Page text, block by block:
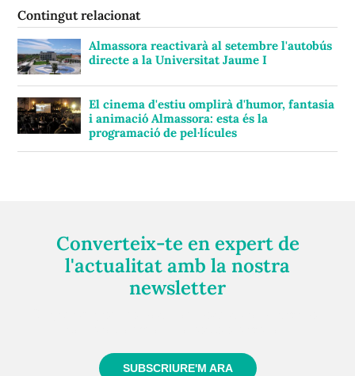
Contingut relacionat
Almassora reactivarà al setembre l'autobús
directe a la Universitat Jaume I
El cinema d'estiu omplirà d'humor, fantasia
i animació Almassora: esta és la
programació de pel·lícules
Converteix-te en expert de
l'actualitat amb la nostra
newsletter
SUBSCRIURE'M ARA